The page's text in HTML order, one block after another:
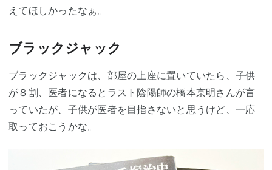
えてほしかったなぁ。
ブラックジャック
ブラックジャックは、部屋の上座に置いていたら、子供
が８割、医者になるとラスト陰陽師の橋本京明さんが言
っていたが、子供が医者を目指さないと思うけど、一応
取っておこうかな。